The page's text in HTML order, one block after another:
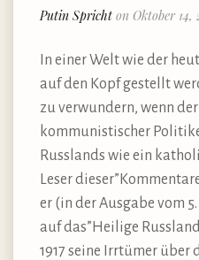
Putin Spricht on Oktober 14,
In einer Welt wie der
auf den Kopf gestellt
zu verwundern, wenn
kommunistischer
Russlands wie ein
Leser
er (in der Ausgabe vom
auf das”Heilige
1917 seine Irrtümer